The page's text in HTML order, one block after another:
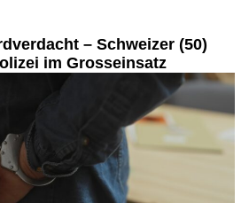
– Schweizer (50)
im Grosseinsatz